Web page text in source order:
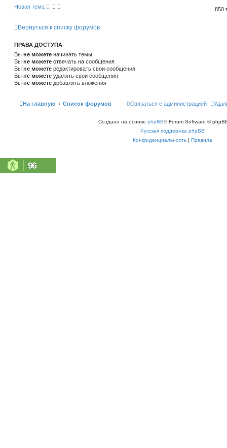
Новая тема 850
Вернуться к списку форумов
ПРАВА ДОСТУПА
Вы не можете начинать темы
Вы не можете отвечать на сообщения
Вы не можете редактировать свои сообщения
Вы не можете удалять свои сообщения
Вы не можете добавлять вложения
На главную Список форумов Связаться с администрацией
Создано на основе phpBB® Forum Software ©
Русская поддержка phpBB
Конфиденциальность | Правила
96